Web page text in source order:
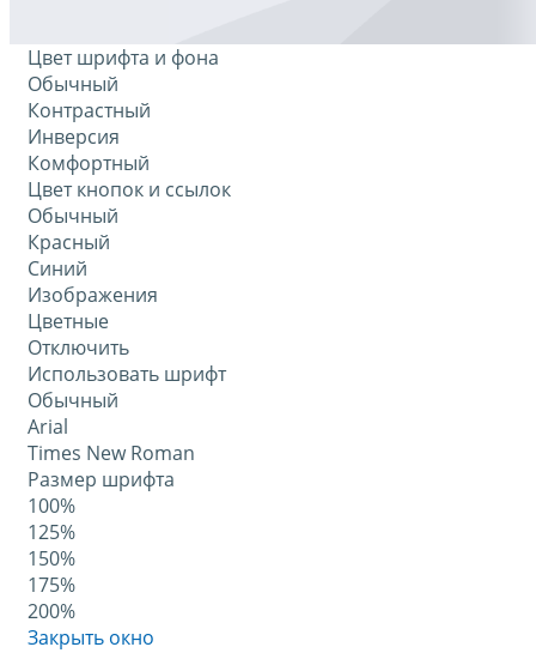
Цвет шрифта и фона
Обычный
Контрастный
Инверсия
Комфортный
Цвет кнопок и ссылок
Обычный
Красный
Синий
Изображения
Цветные
Отключить
Использовать шрифт
Обычный
Arial
Times New Roman
Размер шрифта
100%
125%
150%
175%
200%
Закрыть окно